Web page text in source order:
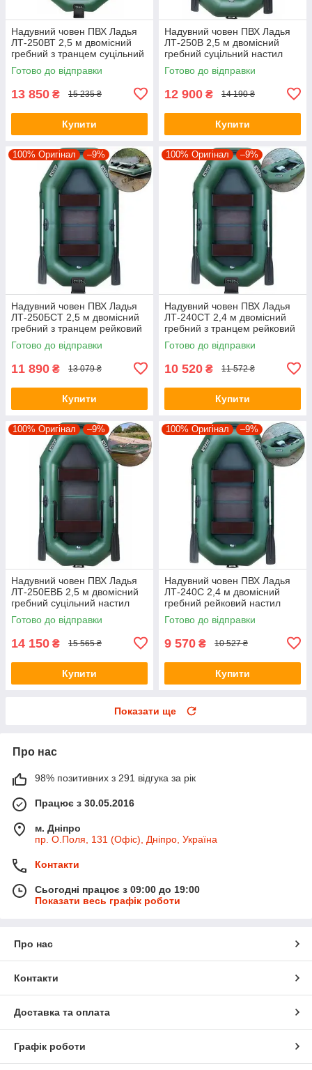
Надувний човен ПВХ Ладья
ЛТ-250ВТ 2,5 м двомісний
гребний з транцем суцільний
настил стаціонарні сидіння
Готово до відправки
13 850 ₴ 15 235 ₴
Купити
Надувний човен ПВХ Ладья
ЛТ-250В 2,5 м двомісний
гребний суцільний настил
стаціонарні сидіння
Готово до відправки
12 900 ₴ 14 190 ₴
Купити
100% Оригінал –9%
Надувний човен ПВХ Ладья
ЛТ-250БСТ 2,5 м двомісний
гребний з транцем рейковий
настил привальний брус
стаціонарні сидіння
Готово до відправки
11 890 ₴ 13 079 ₴
Купити
100% Оригінал –9%
Надувний човен ПВХ Ладья
ЛТ-240СТ 2,4 м двомісний
гребний з транцем рейковий
настил стаціонарні сидіння
Готово до відправки
10 520 ₴ 11 572 ₴
Купити
100% Оригінал –9%
Надувний човен ПВХ Ладья
ЛТ-250ЕВБ 2,5 м двомісний
гребний суцільний настил
привальний брус пересувні/
стаціонарні сидіння
Готово до відправки
14 150 ₴ 15 565 ₴
Купити
100% Оригінал –9%
Надувний човен ПВХ Ладья
ЛТ-240С 2,4 м двомісний
гребний рейковий настил
стаціонарні сидіння
Готово до відправки
9 570 ₴ 10 527 ₴
Купити
Показати ще
Про нас
98% позитивних з 291 відгука за рік
Працює з 30.05.2016
м. Дніпро
пр. О.Поля, 131 (Офіс), Дніпро, Україна
Контакти
Сьогодні працює з 09:00 до 19:00
Показати весь графік роботи
Про нас
Контакти
Доставка та оплата
Графік роботи